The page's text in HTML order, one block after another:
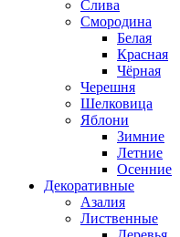
Слива
Смородина
Белая
Красная
Чёрная
Черешня
Шелковица
Яблони
Зимние
Летние
Осенние
Декоративные
Азалия
Лиственные